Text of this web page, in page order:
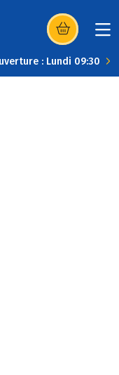
(s’ouvre dans
: Lundi 09:30